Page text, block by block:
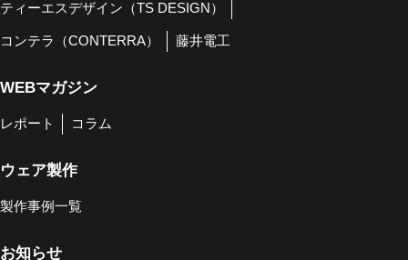
ティーエスデザイン（TS DESIGN）
コンテラ（CONTERRA） 藤井電工
WEBマガジン
レポート コラム
ウェア製作
製作事例一覧
お知らせ